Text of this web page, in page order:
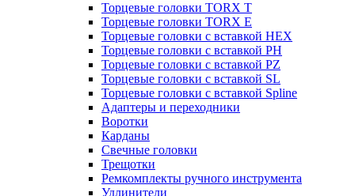
Торцевые головки TORX T
Торцевые головки TORX Е
Торцевые головки с вставкой HEX
Торцевые головки с вставкой PH
Торцевые головки с вставкой PZ
Торцевые головки с вставкой SL
Торцевые головки с вставкой Spline
Адаптеры и переходники
Воротки
Карданы
Свечные головки
Трещотки
Ремкомплекты ручного инструмента
Удлинители